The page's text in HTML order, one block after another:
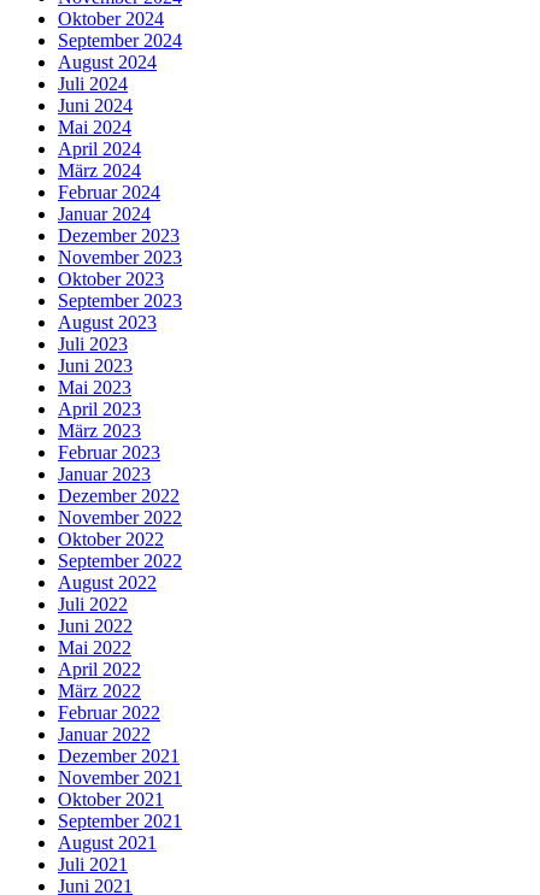
Oktober 2024
September 2024
August 2024
Juli 2024
Juni 2024
Mai 2024
April 2024
März 2024
Februar 2024
Januar 2024
Dezember 2023
November 2023
Oktober 2023
September 2023
August 2023
Juli 2023
Juni 2023
Mai 2023
April 2023
März 2023
Februar 2023
Januar 2023
Dezember 2022
November 2022
Oktober 2022
September 2022
August 2022
Juli 2022
Juni 2022
Mai 2022
April 2022
März 2022
Februar 2022
Januar 2022
Dezember 2021
November 2021
Oktober 2021
September 2021
August 2021
Juli 2021
Juni 2021